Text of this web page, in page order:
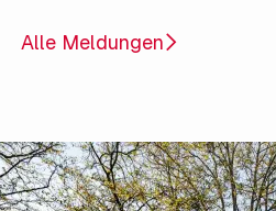
Alle Meldungen